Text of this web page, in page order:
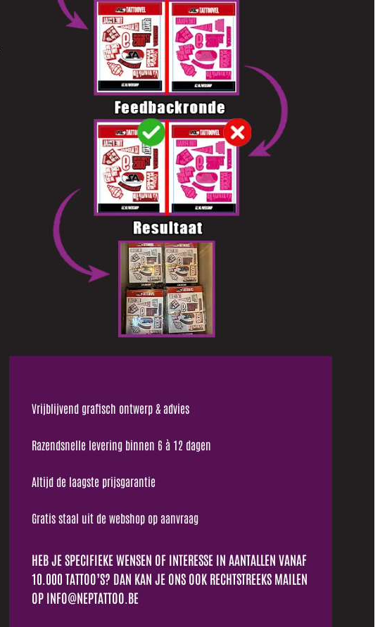
Vrijblijvend grafisch ontwerp & advies
Razendsnelle levering binnen 6 à 12 dagen
Altijd de laagste prijsgarantie
Gratis staal uit de webshop op aanvraag
HEB JE SPECIFIEKE WENSEN OF INTERESSE IN AANTALLEN VANAF
10.000 TATTOO’S? DAN KAN JE ONS OOK RECHTSTREEKS MAILEN
OP INFO@NEPTATTOO.BE